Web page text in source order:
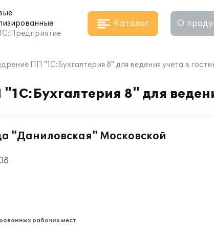
Каталог О
ПП "1С:Бухгалтерия 8" для ведения учета в
8" для
"Даниловская" Московской
рабочих мест